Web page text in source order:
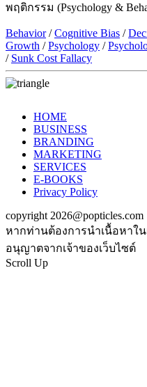
พฤติกรรม (Psychology &
Behavior/Cognitive Bias /
Growth /Psychology /
/ Sunk Cost Fallacy
HOME
BUSINESS
BRANDING
MARKETING
SERVICES
E-BOOKS
Privacy Policy
copyright 2026@popticles.com
หากท่านต้องการนำเนื้อหาใน
อนุญาตจากเจ้าของเว็บไซต์
Scroll Up